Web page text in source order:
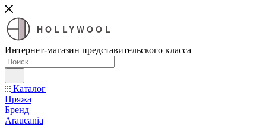
HOLLYWOOL
Интернет-магазин представительского класса
Каталог
Пряжа
Бренд
Araucania